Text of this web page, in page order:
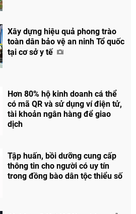
Xây dựng hiệu quả phong trào
toàn dân bảo vệ an ninh Tổ quốc
tại cơ sở y tế
Hơn 80% hộ kinh doanh cá thể
có mã QR và sử dụng ví điện tử,
tài khoản ngân hàng để giao
dịch
Tập huấn, bồi dưỡng cung cấp
thông tin cho người có uy tín
trong đồng bào dân tộc thiểu số